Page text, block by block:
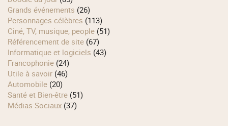
Grands événements (26)
Personnages célèbres (113)
Ciné, TV, musique, people (51)
Référencement de site (67)
Informatique et logiciels (43)
Francophonie (24)
Utile à savoir (46)
Automobile (20)
Santé et Bien-être (51)
Médias Sociaux (37)